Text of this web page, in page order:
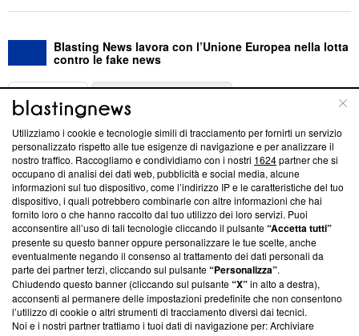
Blasting News lavora con l’Unione Europea nella lotta
contro le fake news
ABOUT
Questa sezione offre informazioni trasparenti su Blasting
News, sui nostri processi editoriali e su come ci impegniamo a
creare news di qualità. Inoltre, afferma la nostra aderenza a
‘Trust Project - News with Integrity’Blasting News non è
ancora membro del programma, ma ha richiesto di farne
parte; Trust Project non ha ancora effettuato una verifica di
conformità agli standard.
Su di noi
Team editoriale
Corporate
Utilizziamo i cookie e tecnologie simili di tracciamento per fornirti un servizio
personalizzato rispetto alle tue esigenze di navigazione e per analizzare il
nostro traffico. Raccogliamo e condividiamo con i nostri 1624partner che si
occupano di analisi dei dati web, pubblicità e social media, alcune
informazioni sul tuo dispositivo, come l’indirizzo IP e le caratteristiche del tuo
dispositivo, i quali potrebbero combinarle con altre informazioni che hai
fornito loro o che hanno raccolto dal tuo utilizzo dei loro servizi. Puoi
acconsentire all’uso di tali tecnologie cliccando il pulsante“Accetta tutti”
presente su questo banner oppure personalizzare le tue scelte, anche
eventualmente negando il consenso al trattamento dei dati personali da
parte dei partner terzi, cliccando sul pulsante“Personalizza”.
Chiudendo questo banner (cliccando sul pulsante“X”in alto a destra),
acconsenti al permanere delle impostazioni predefinite che non consentono
l’utilizzo di cookie o altri strumenti di tracciamento diversi dai tecnici.
Noi e i nostri partner trattiamo i tuoi dati di navigazione per: Archiviare